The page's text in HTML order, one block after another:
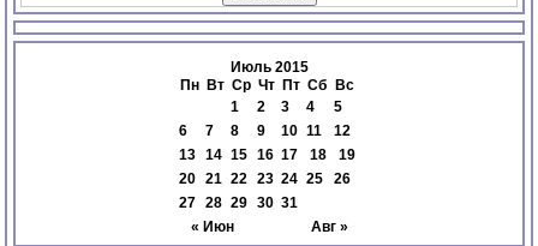
Июль 2015
Пн
Вт Ср Чт Пт Сб Вс
« Июн Авг »
1 2 3 4
5
6
7 8 9 10 11
12
13
14 15 16 17 18
19
20
21 22 23 24 25
26
27
28 29 30 31